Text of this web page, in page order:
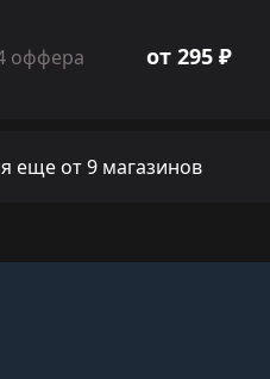
оффера от 295 ₽
еще от 9 магазинов